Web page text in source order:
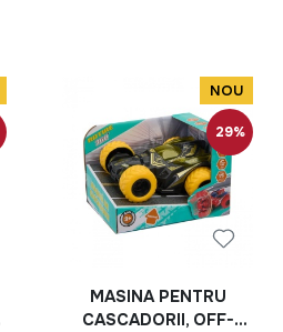
NOU
29%
MASINA PENTRU
CASCADORII, OFF-